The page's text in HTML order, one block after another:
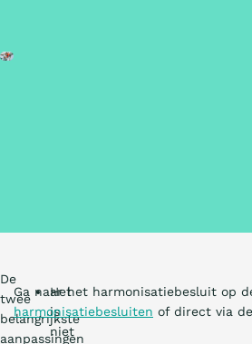
De
twee
belangrijkste
aanpassingen
Het
is
niet
Ga naar het harmonisatiebesluit op
harmonisatiebesluiten of direct via